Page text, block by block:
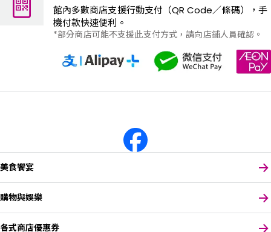
館內多數商店支援行動支付（QR Code／條碼），手
機付款快速便利。
部分商店可能不支援此支付方式，請向店鋪人員確認。
美食饗宴
購物與娛樂
各式商店優惠券